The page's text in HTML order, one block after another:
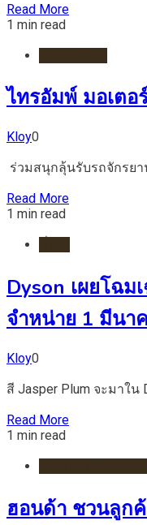
Read More
1 min read
ไทรอัมพ์ มอเตอ
Kloy0
ร่วมสนุกลุ้นรับรถจักรยาน
Read More
1 min read
Dyson เผยโฉ
จำหน่าย 1 มีนา
Kloy0
สี Jasper Plum จะมาใน
Read More
1 min read
ฮอนด้า ชวนลูก